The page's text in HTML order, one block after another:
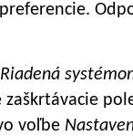
Riadená
voľbe